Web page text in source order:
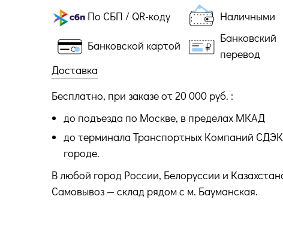
По СБП / QR-коду Наличными
Банковской картой
Банковский
перевод
Доставка
Бесплатно, при заказе от 20 000 руб. :
до подъезда по Москве, в пределах МКАД
до терминала Транспортных Компаний
городе.
В любой город России, Белоруссии и
Самовывоз — склад рядом с м. Бауманская.